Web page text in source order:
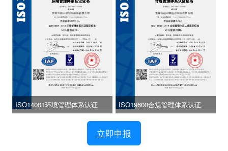
ISO14001环境管理体系认证 ISO19600合规管理体系认证
立即申报